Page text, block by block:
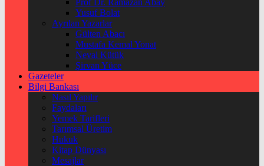
Prof Dr. Ramazan Abay
Yusuf Bolat
Ayrılan Yazarlar
Gülten Abacı
Mustafa Kemal Yonat
Neval Kütük
Şirvan Yüce
Gazeteler
Bilgi Bankası
Nasıl Yapılır
Faydaları
Yemek Tarifleri
Tarımsal Üretim
Hukuk
Kitap Dünyası
Mesajlar